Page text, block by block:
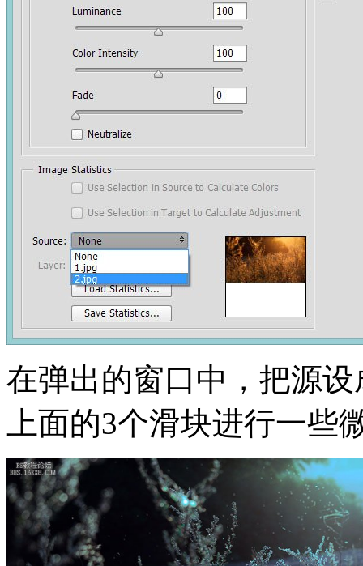
在弹出的窗口中，把源
上面的3个滑块进行一些